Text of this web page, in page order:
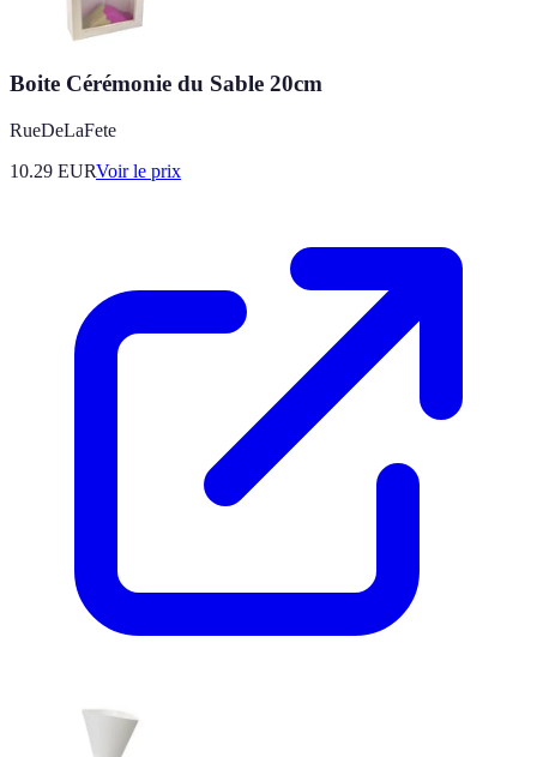
Boite Cérémonie du Sable 20cm
RueDeLaFete
10.29 EURVoir le prix